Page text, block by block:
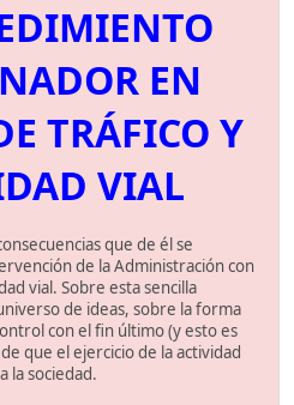
EN
TRÁFICO Y
VIAL
que de él se
de la Administración con
vial. Sobre esta sencilla
de ideas, sobre la forma
con el fin último (y esto es
que el ejercicio de la actividad
la sociedad.